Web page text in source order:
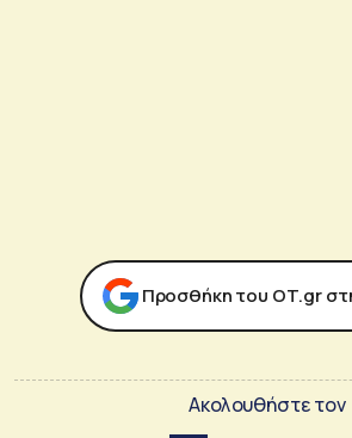
Προσθήκη του ΟΤ.gr
Ακολουθήστε τον